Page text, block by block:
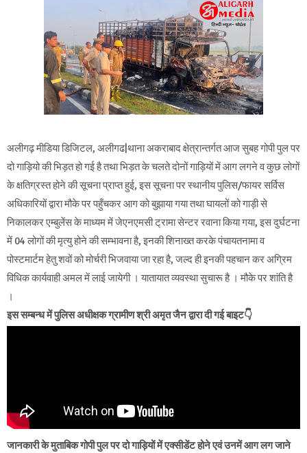
अलीगढ़ मीडिया डिजिटल, अलीगढ|थाना अकराबाद क्षेत्रान्तर्गत आज सुबह गोपी पुल पर
दो गाड़ियो की भिड़त हो गई है तथा भिड़त के चलते दोनों गाड़ियों में आग लगने व कुछ लोगों
के क्षतिग्रस्त होने की सूचना प्राप्त हुई, इस सूचना पर स्थानीय पुलिस/फायर सर्विस
अधिकारियों द्वारा मौके पर पहुँचकर आग को बुझाया गया तथा घायलों को गाड़ी से
निकालकर एम्बुलेंस के माध्यम में जेएनएमसी ट्रामा सेन्टर रवाना किया गया, इस दुर्घटना
में 04 लोगों की मृत्यु होने की सम्भावना है, इनकी शिनाख्त करके पंचायतनामा व
पोस्टमार्टम हेतु शवों को मोर्चरी भिजवाया जा रहा है, जल्द ही इनकी पहचान कर अग्रिम
विधिक कार्यवाही अमल में लाई जायेगी । यातायात व्यवस्था सुचारू है । मौके पर शांति है
।
इस सम्बन्ध में पुलिस अधीक्षक ग्रामीण श्री अमृत जैन द्वारा दी गई बाइट👇
जानकारी के मुताबिक गोपी पुल पर दो गाड़ियों में एक्सीडेंट होने एवं उनमें आग लग जाने